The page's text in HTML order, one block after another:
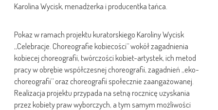
Karolina Wycisk, menadżerka i producentka tańca.
Pokaz w ramach projektu kuratorskiego Karoliny Wycisk
„Celebracje. Choreografie kobiecości” wokół zagadnienia
kobiecej choreografii, twórczości kobiet-artystek, ich metod
pracy w obrębie współczesnej choreografii, zagadnień „eko-
choreografii” oraz choreografii społecznie zaangażowanej.
Realizacja projektu przypada na setną rocznicę uzyskania
przez kobiety praw wyborczych, a tym samym możliwości